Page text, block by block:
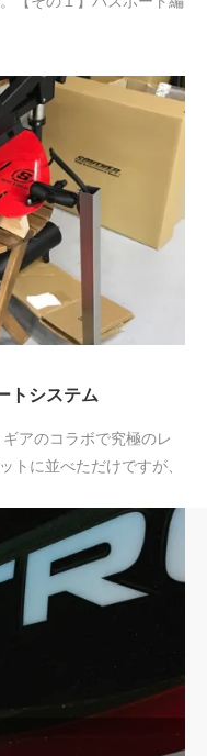
トシステム
アのコラボで究極のレ
トに並べただけですが、